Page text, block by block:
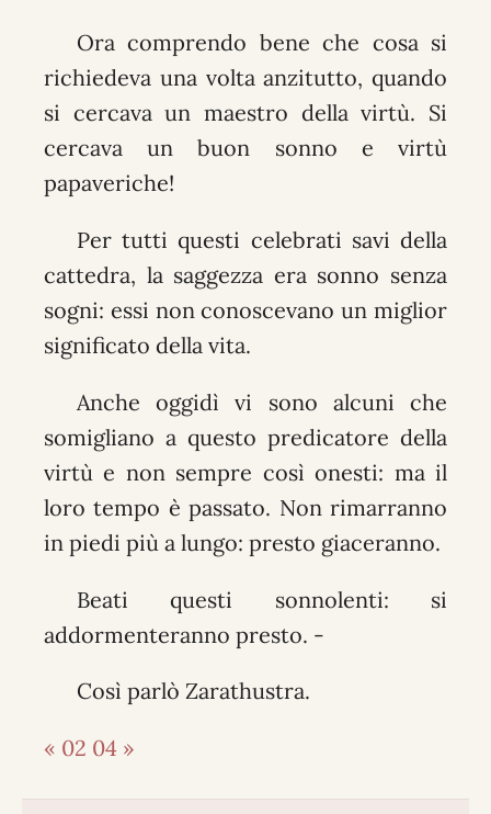
Ora comprendo bene che cosa si
richiedeva una volta anzitutto, quando
si cercava un maestro della virtù. Si
cercava un buon sonno e virtù
papaveriche!
Per tutti questi celebrati savi della
cattedra, la saggezza era sonno senza
sogni: essi non conoscevano un miglior
significato della vita.
Anche oggidì vi sono alcuni che
somigliano a questo predicatore della
virtù e non sempre così onesti: ma il
loro tempo è passato. Non rimarranno
in piedi più a lungo: presto giaceranno.
Beati questi sonnolenti: si
addormenteranno presto. -
Così parlò Zarathustra.
« 02 04 »